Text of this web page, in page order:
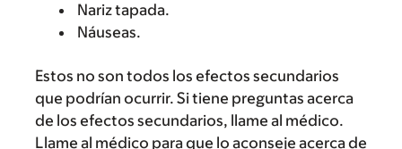
Nariz tapada.
Náuseas.
Estos no son todos los efectos secundarios
que podrían ocurrir. Si tiene preguntas acerca
de los efectos secundarios, llame al médico.
Llame al médico para que lo aconseje acerca de